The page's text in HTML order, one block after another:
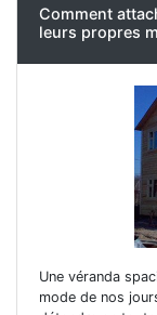
Comment
leurs propres
Une véranda
mode de nos